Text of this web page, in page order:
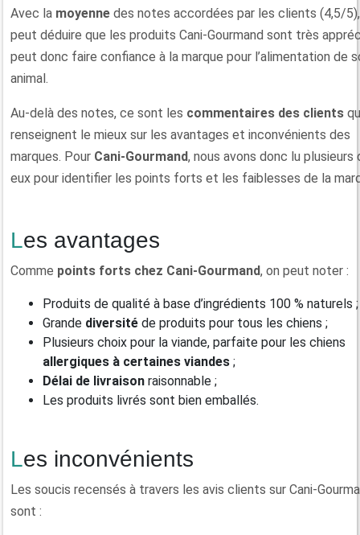
Avec la moyenne des notes accordées par les clients (4,5/
peut déduire que les produits Cani-Gourmand sont très
peut donc faire confiance à la marque pour l’alimentation de
animal.
Au-delà des notes, ce sont les commentaires des clients
renseignent le mieux sur les avantages et inconvénients des
marques. Pour Cani-Gourmand, nous avons donc lu plusieurs
eux pour identifier les points forts et les faiblesses de la
Les avantages
Comme points forts chez Cani-Gourmand, on peut noter :
Produits de qualité à base d’ingrédients 100 % naturels ;
Grande diversité de produits pour tous les chiens ;
Plusieurs choix pour la viande, parfaite pour les chiens
allergiques à certaines viandes ;
Délai de livraison raisonnable ;
Les produits livrés sont bien emballés.
Les inconvénients
Les soucis recensés à travers les avis clients sur Cani-
sont :